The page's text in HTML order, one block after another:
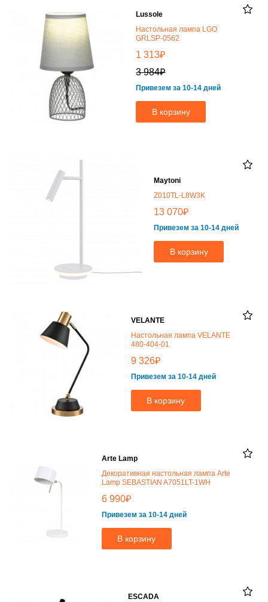
Lussole
Настольная лампа LGO
GRLSP-0562
1 313₽
3 984₽
Привезем за 10-14 дней
В корзину
Maytoni
Z010TL-L8W3K
13 070₽
Привезем за 10-14 дней
В корзину
VELANTE
Настольная лампа VELANTE
480-404-01
9 326₽
Привезем за 10-14 дней
В корзину
Arte Lamp
Декоративная настольная лампа Arte
Lamp SEBASTIAN A7051LT-1WH
6 990₽
Привезем за 10-14 дней
В корзину
ESCADA